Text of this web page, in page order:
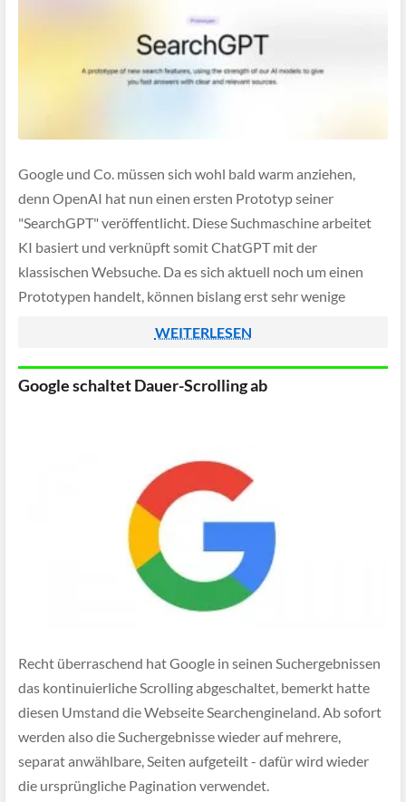
Google und Co. müssen sich wohl bald warm anziehen,
denn OpenAI hat nun einen ersten Prototyp seiner
"SearchGPT" veröffentlicht. Diese Suchmaschine arbeitet
KI basiert und verknüpft somit ChatGPT mit der
klassischen Websuche. Da es sich aktuell noch um einen
Prototypen handelt, können bislang erst sehr wenige
WEITERLESEN
Google schaltet Dauer-Scrolling ab
Recht überraschend hat Google in seinen Suchergebnissen
das kontinuierliche Scrolling abgeschaltet, bemerkt hatte
diesen Umstand die Webseite Searchengineland. Ab sofort
werden also die Suchergebnisse wieder auf mehrere,
separat anwählbare, Seiten aufgeteilt - dafür wird wieder
die ursprüngliche Pagination verwendet.